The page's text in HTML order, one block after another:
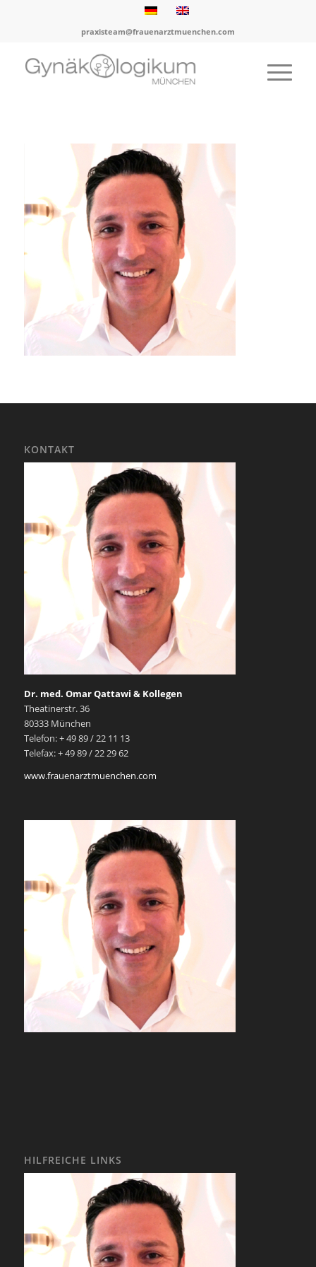
praxisteam@frauenarztmuenchen.com
KONTAKT
Dr. med. Omar Qattawi & Kollegen
Theatinerstr. 36
80333 München
Telefon: + 49 89 / 22 11 13
Telefax: + 49 89 / 22 29 62
www.frauenarztmuenchen.com
HILFREICHE LINKS